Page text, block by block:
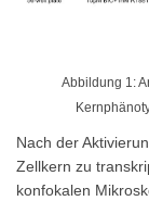
Abbildung 1:
Nach der
Zellkern zu
konfokalen